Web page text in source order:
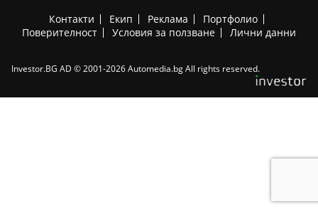
Контакти Екип Реклама
Портфолио
Поверителност
Условия за ползване Лични данни
Investor.BG AD © 2001-2026 Automedia.bg All rights reserved.